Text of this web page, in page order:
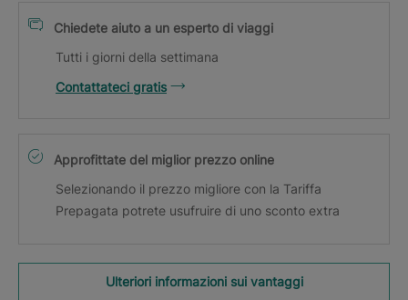
Chiedete aiuto a un esperto di viaggi
Tutti i giorni della settimana
Contattateci gratis
Approfittate del miglior prezzo online
Selezionando il prezzo migliore con la Tariffa
Prepagata potrete usufruire di uno sconto extra
Ulteriori informazioni sui vantaggi